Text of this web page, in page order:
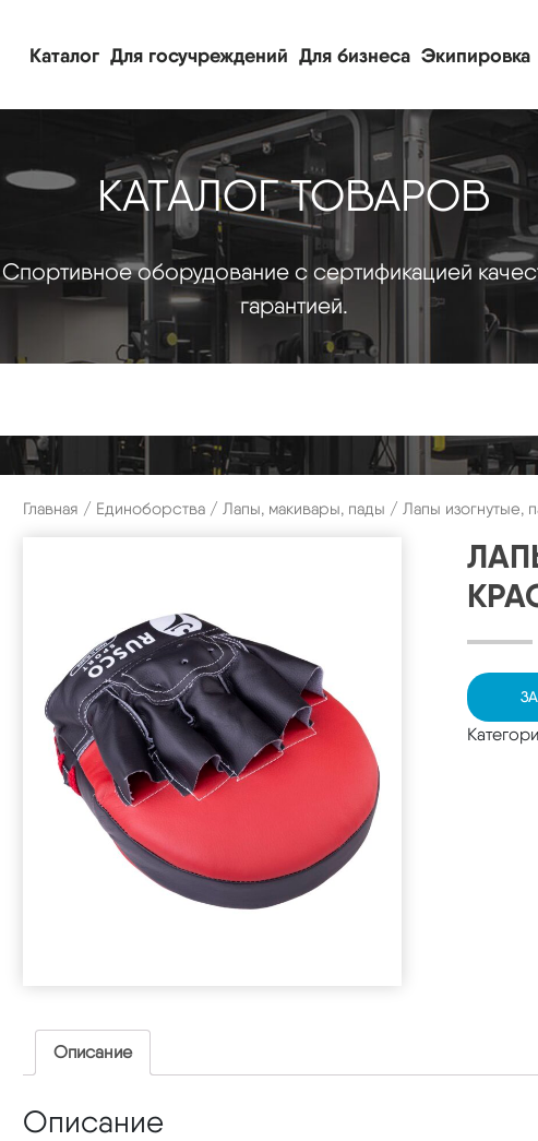
Каталог Для госучреждений Для бизнеса Экипировка
КАТАЛОГ ТОВАРОВ
Спортивное оборудование с сертификацией
гарантией.
Главная / Единоборства / Лапы, макивары, пады / Лапы изогнутые,
Описание
Описание